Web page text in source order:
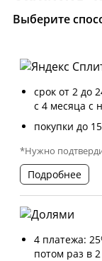
Выберите
срок от 2 до
с 4 месяца с
покупки до
*Нужно
Подробнее
4 платежа:
потом раз в